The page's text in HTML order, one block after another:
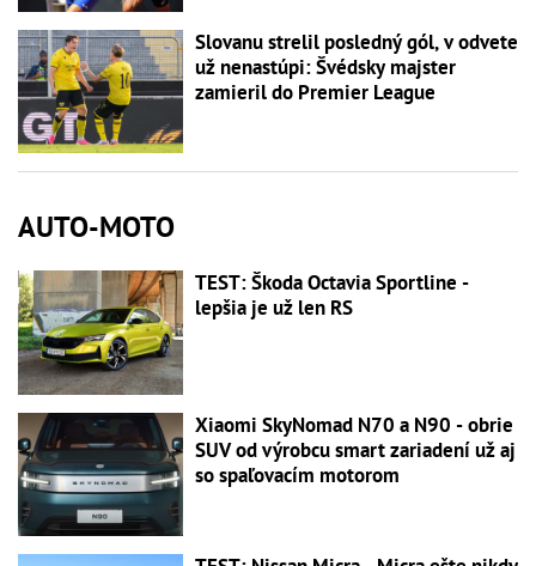
Slovanu strelil posledný gól, v odvete
už nenastúpi: Švédsky majster
zamieril do Premier League
AUTO-MOTO
TEST: Škoda Octavia Sportline -
lepšia je už len RS
Xiaomi SkyNomad N70 a N90 - obrie
SUV od výrobcu smart zariadení už aj
so spaľovacím motorom